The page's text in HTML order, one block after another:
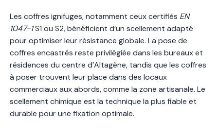
Les coffres ignifuges, notamment ceux certifiés EN
1047-1S1 ou S2, bénéficient d’un scellement adapté
pour optimiser leur résistance globale. La pose de
coffres encastrés reste privilégiée dans les bureaux et
résidences du centre d’Altagène, tandis que les coffres
à poser trouvent leur place dans des locaux
commerciaux aux abords, comme la zone artisanale. Le
scellement chimique est la technique la plus fiable et
durable pour une fixation optimale.